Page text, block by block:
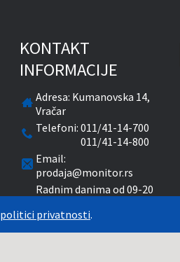
KONTAKT
INFORMACIJE
Adresa: Kumanovska 14,
Vračar
Telefoni:011/41-14-700
011/41-14-800
Email:
prodaja@monitor.rs
Radnim danima od 09-20
Subotom od 10-15 časova
politici privatnosti.